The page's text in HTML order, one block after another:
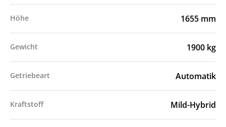
Höhe 1655 mm
Gewicht 1900 kg
Getriebeart Automatik
Kraftstoff Mild-Hybrid